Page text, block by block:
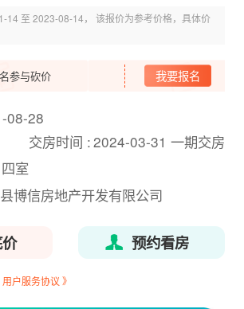
14 至 2023-08-14， 该报价为参考价格，具体价
参与砍价 我要报名
08-28
交房时间 :2024-03-31 一期交房
室
博信房地产开发有限公司
预约看房
用户服务协议 》